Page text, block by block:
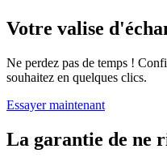
Votre valise
Ne perdez pas de temps !
souhaitez en quelques clics.
Essayer maintenant
La garantie de ne